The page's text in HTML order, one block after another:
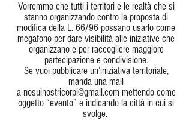
Vorremmo che tutti i territori e le realtà che si
stanno organizzando contro la proposta di
modifica della L. 66/96 possano usarlo come
megafono per dare visibilità alle iniziative che
organizzano e per raccogliere maggiore
partecipazione e condivisione.
Se vuoi pubblicare un’iniziativa territoriale,
manda una mail
a nosuinostricorpi@gmail.com mettendo come
oggetto “evento” e indicando la città in cui si
svolge.